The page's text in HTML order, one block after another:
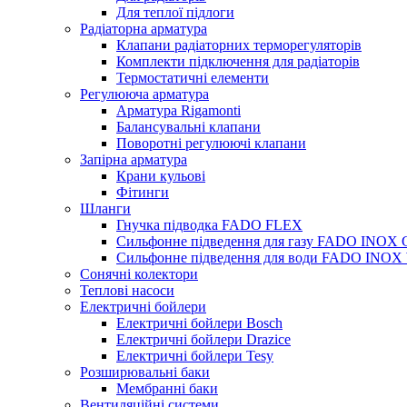
Для теплої підлоги
Радіаторна арматура
Клапани радіаторних терморегуляторів
Комплекти підключення для радіаторів
Термостатичні елементи
Регулююча арматура
Арматура Rigamonti
Балансувальні клапани
Поворотні регулюючі клапани
Запірна арматура
Крани кульові
Фітинги
Шланги
Гнучка підводка FADO FLEX
Сильфонне підведення для газу FADO INOX
Сильфонне підведення для води FADO INOX
Сонячні колектори
Теплові насоси
Електричні бойлери
Електричні бойлери Bosch
Електричні бойлери Drazice
Електричні бойлери Tesy
Розширювальні баки
Мембранні баки